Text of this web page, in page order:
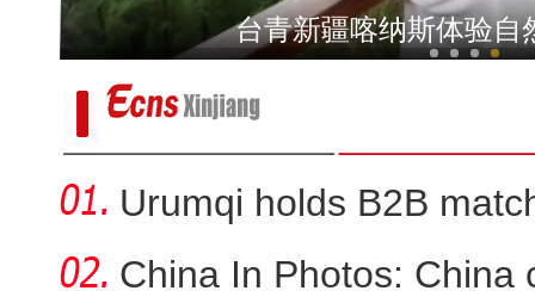
新疆乌恰：三头骆驼深陷戈壁淤泥
2026“同心杯”新疆足球超
Urumqi holds B2B
Uzb
China In Photos: China